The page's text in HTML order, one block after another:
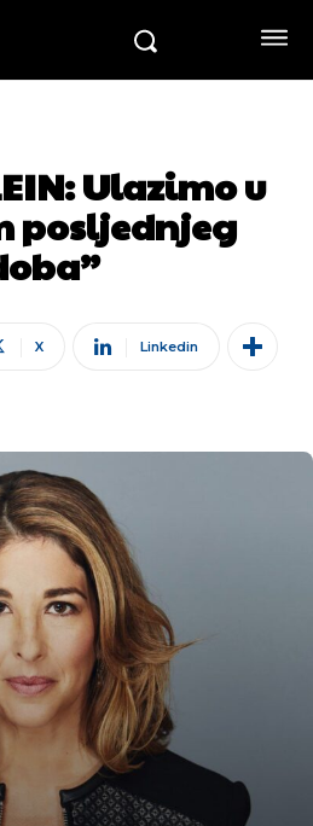
Ulazimo u
posljednjeg
X Linkedin